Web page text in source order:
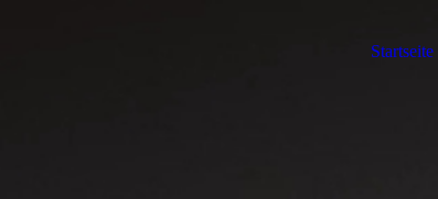
Startseite